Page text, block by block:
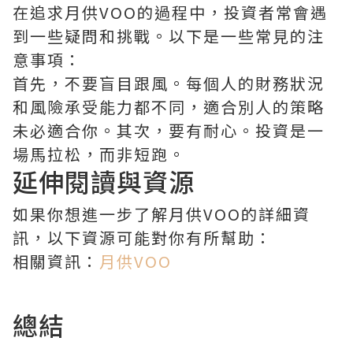
在追求月供VOO的過程中，投資者常會遇
到一些疑問和挑戰。以下是一些常見的注
意事項：
首先，不要盲目跟風。每個人的財務狀況
和風險承受能力都不同，適合別人的策略
未必適合你。其次，要有耐心。投資是一
場馬拉松，而非短跑。
延伸閱讀與資源
如果你想進一步了解月供VOO的詳細資
訊，以下資源可能對你有所幫助：
相關資訊： 月供VOO
總結